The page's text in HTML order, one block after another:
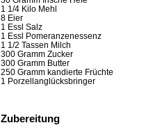
1 1/4 Kilo Mehl
8 Eier
1 Essl Salz
1 Essl Pomeranzenessenz
1 1/2 Tassen Milch
300 Gramm Zucker
300 Gramm Butter
250 Gramm kandierte Früchte
1 Porzellanglücksbringer
Zubereitung